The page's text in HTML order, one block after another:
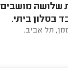
שלושה מושבים
בסלון ביתי.
תל אביב.